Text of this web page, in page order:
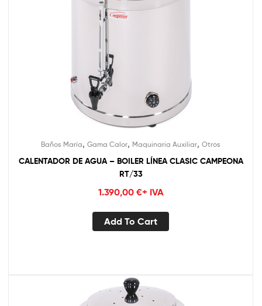
Baños María, Gama Calor, Maquinaria Auxiliar, Otros
CALENTADOR DE AGUA – BOILER LÍNEA CLASIC CAMPEONA
RT/33
1.390,00 €+ IVA
Add To Cart